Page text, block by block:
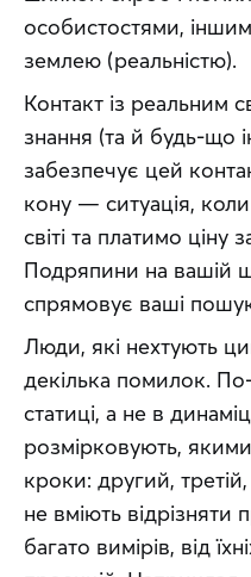
особистостями,
землею (реальністю).
Контакт із реальним
знання (та й будь-що
забезпечує цей
кону — ситуація,
світі та платимо ціну
Подряпини на вашій
спрямовує ваші
Люди, які нехтують
декілька помилок.
статиці, а не в
розмірковують,
кроки: другий,
не вміють
багато вимірів, від